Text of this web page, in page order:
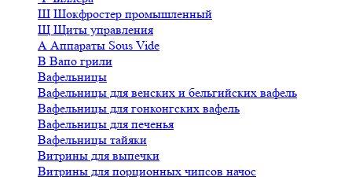
Ш Шокфростер промышленный
Щ Щиты управления
А Аппараты Sous Vide
В Вапо грили
Вафельницы
Вафельницы для венских и бельгийских вафель
Вафельницы для гонконгских вафель
Вафельницы для печенья
Вафельницы тайяки
Витрины для выпечки
Витрины для порционных чипсов начос